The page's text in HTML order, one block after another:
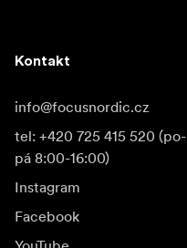
Kontakt
info@focusnordic.cz
tel: +420 725 415 520 (po-
pá 8:00-16:00)
Instagram
Facebook